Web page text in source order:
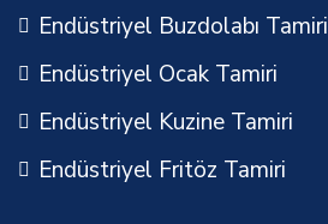
Endüstriyel Buzdolabı Tamiri
Endüstriyel Ocak Tamiri
Endüstriyel Kuzine Tamiri
Endüstriyel Fritöz Tamiri